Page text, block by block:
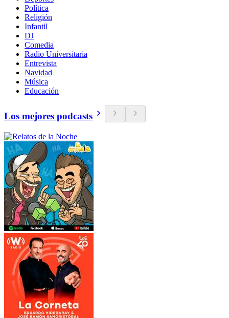
Política
Religión
Infantil
DJ
Comedia
Radio Universitaria
Entrevista
Navidad
Música
Educación
Los mejores podcasts